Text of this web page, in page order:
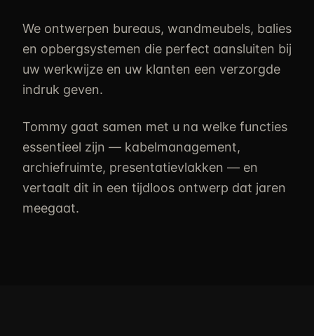
We ontwerpen bureaus, wandmeubels, balies
en opbergsystemen die perfect aansluiten bij
uw werkwijze en uw klanten een verzorgde
indruk geven.
Tommy gaat samen met u na welke functies
essentieel zijn — kabelmanagement,
archiefruimte, presentatievlakken — en
vertaalt dit in een tijdloos ontwerp dat jaren
meegaat.